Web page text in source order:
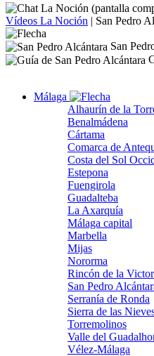
Vídeos La Noción | San Pedro
San
Málaga
Alhaurín de la
Benalmádena
Cártama
Comarca de
Costa del Sol
Estepona
Fuengirola
Guadalteba
La Axarquía
Málaga capital
Marbella
Mijas
Nororma
Rincón de la
San Pedro
Serranía de Ronda
Sierra de las
Torremolinos
Valle del
Vélez-Málaga